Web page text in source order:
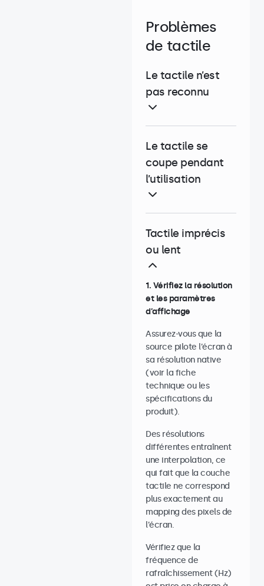
Problèmes
de tactile
Le tactile n’est
pas reconnu
Le tactile se
coupe pendant
l’utilisation
Tactile imprécis
ou lent
1. Vérifiez la résolution
et les paramètres
d’affichage
Assurez-vous que la
source pilote l’écran à
sa résolution native
(voir la fiche
technique ou les
spécifications du
produit).
Des résolutions
différentes entraînent
une interpolation, ce
qui fait que la couche
tactile ne correspond
plus exactement au
mapping des pixels de
l’écran.
Vérifiez que la
fréquence de
rafraîchissement (Hz)